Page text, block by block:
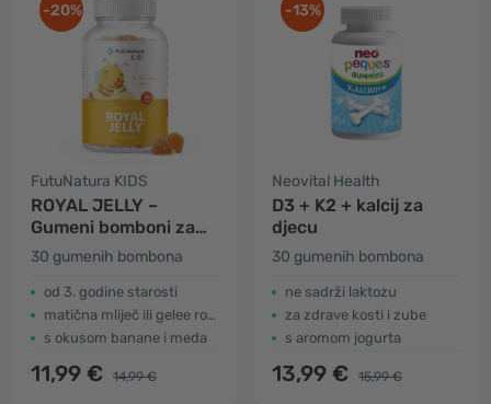
-20%
FutuNatura KIDS
ROYAL JELLY –
Gumeni bomboni za
djecu s matičnom
mliječi
30 gumenih bombona
od 3. godine starosti
matična mliječ ili gelee royale
s okusom banane i meda
11,99 € 14,99 €
-13%
Neovital Health
D3 + K2 + kalcij za
djecu
30 gumenih bombona
ne sadrži laktozu
za zdrave kosti i zube
s aromom jogurta
13,99 € 15,99 €